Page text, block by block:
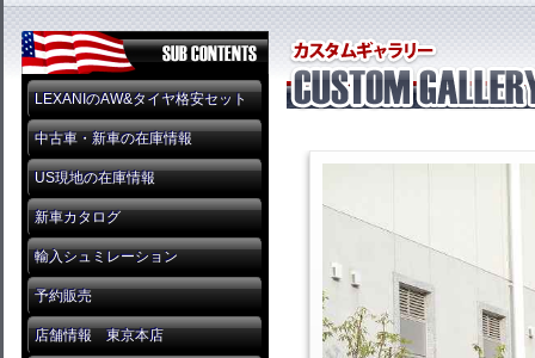
LEXANIのAW&タイヤ格安セット
中古車・新車の在庫情報
US現地の在庫情報
新車カタログ
輸入シュミレーション
予約販売
店舗情報 東京本店